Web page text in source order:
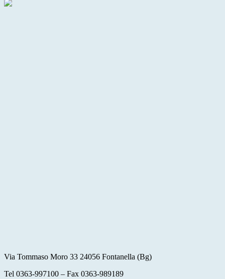
Via Tommaso Moro 33 24056 Fontanella (Bg)
Tel 0363-997100 – Fax 0363-989189